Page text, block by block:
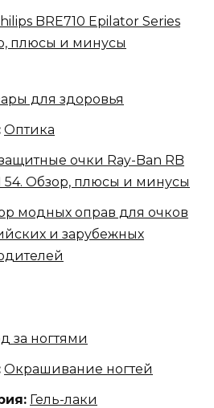
BRE710 Epilator Series
плюсы и минусы
для здоровья
Оптика
очки Ray-Ban RB
54. Обзор, плюсы и минусы
модных оправ для очков
и зарубежных
за ногтями
Окрашивание ногтей
Гель-лаки